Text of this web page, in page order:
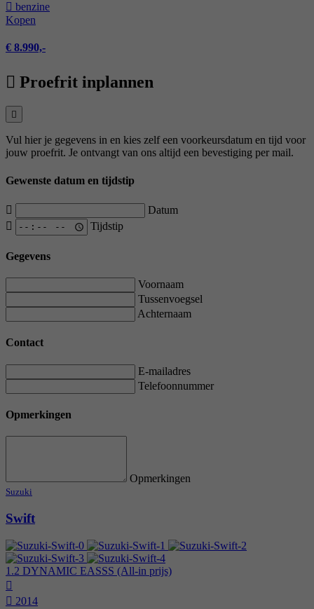
benzine
Kopen
€ 8.990,-
Proefrit inplannen
Vul hier je gegevens in en kies zelf een voorkeursdatum en tijd voor
jouw proefrit. Je ontvangt van ons altijd een bevestiging per mail.
Gewenste datum en tijdstip
Datum
Tijdstip
Gegevens
Voornaam
Tussenvoegsel
Achternaam
Contact
E-mailadres
Telefoonnummer
Opmerkingen
Opmerkingen
Suzuki
Swift
1.2 DYNAMIC EASSS (All-in prijs)
2014